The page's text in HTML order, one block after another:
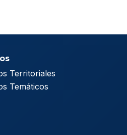
Territoriales
Temáticos